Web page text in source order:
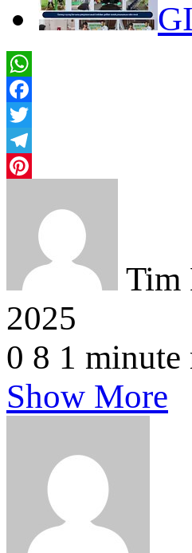
WhatsApp
Facebook
Twitter
Telegram
Tim
2025
0 8 1 minute
Show More